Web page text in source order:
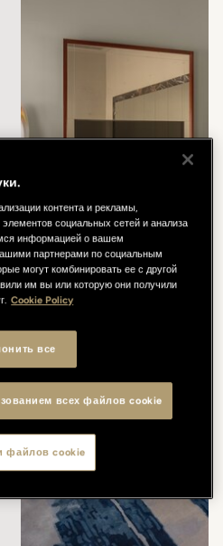
контента и рекламы,
социальных сетей и анализа
информацией о вашем
партнерами по социальным
могут комбинировать ее с другой
им вы или которую они получили
Cookie Policy
все
всех файлов cookie
файлов cookie